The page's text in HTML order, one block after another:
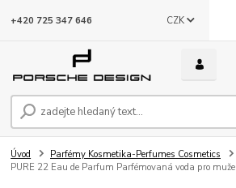
CZK
+420 725 347 646
Úvod Parfémy Kosmetika-Perfumes Cosmetics
PURE 22 Eau de Parfum Parfémovaná voda pro muže